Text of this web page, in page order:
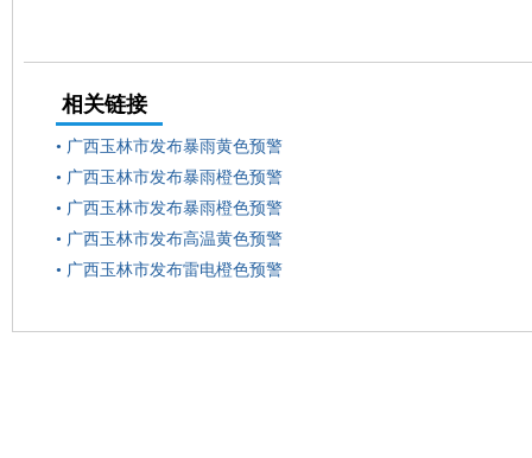
相关链接
• 广西玉林市发布暴雨黄色预警
• 广西玉林市发布暴雨橙色预警
• 广西玉林市发布暴雨橙色预警
• 广西玉林市发布高温黄色预警
• 广西玉林市发布雷电橙色预警